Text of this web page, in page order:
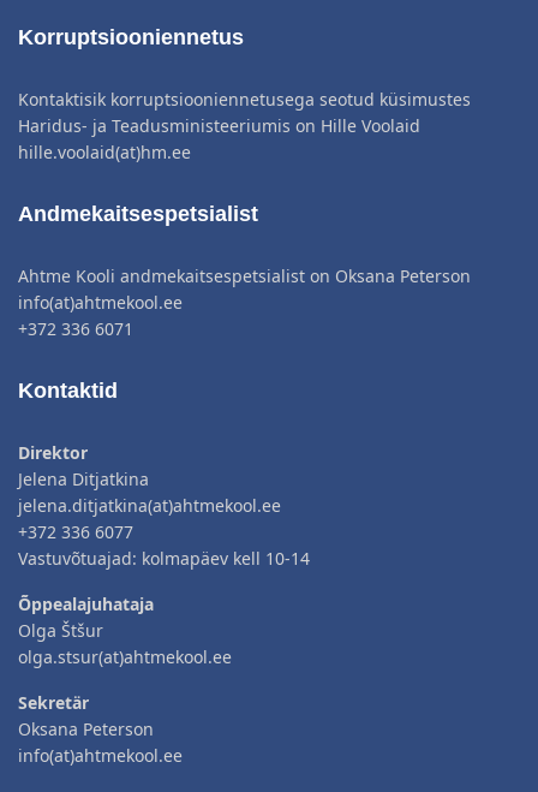
Korruptsiooniennetus
Kontaktisik korruptsiooniennetusega seotud küsimustes
Haridus- ja Teadusministeeriumis on Hille Voolaid
hille.voolaid(at)hm.ee
Andmekaitsespetsialist
Ahtme Kooli andmekaitsespetsialist on Oksana Peterson
info(at)ahtmekool.ee
+372 336 6071
Kontaktid
Direktor
Jelena Ditjatkina
jelena.ditjatkina(at)ahtmekool.ee
+372 336 6077
Vastuvõtuajad: kolmapäev kell 10-14
Õppealajuhataja
Olga Štšur
olga.stsur(at)ahtmekool.ee
Sekretär
Oksana Peterson
info(at)ahtmekool.ee